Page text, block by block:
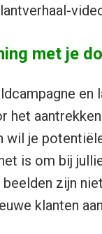
met je
en
het
wil je
is om bij
zijn
klanten